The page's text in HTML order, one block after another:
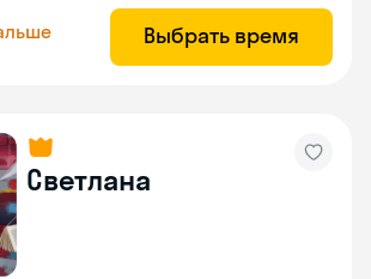
Выбрать время
Светлана